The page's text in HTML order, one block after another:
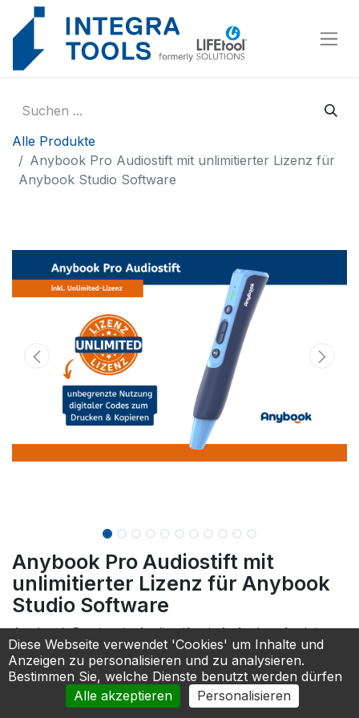
Alle Produkte
Anybook Pro Audiostift mit unlimitierter Lizenz für
Anybook Studio Software
Anybook Pro Audiostift mit
unlimitierter Lizenz für Anybook
Studio Software
Anybook Pro ist ein Audiostift mit Aufnahmefunktion.
Seine innovative Code-Technologie ermöglicht
erstmalig auch druckbare und kopierbare Codes.
Mithilfe der digitalen Codes und der Anybook-Sticker
können Arbeitsblätter, Lernkarten, Bücher,
Cookie-Einstellungen
Diese Webseite verwendet 'Cookies' um Inhalte und
Anzeigen zu personalisieren und zu analysieren.
Bestimmen Sie, welche Dienste benutzt werden dürfen
Alle akzeptieren
Personalisieren